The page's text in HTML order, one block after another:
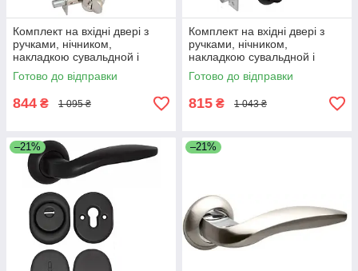
Комплект на вхідні двері з
ручками, нічником,
накладкою сувальдной і
броненакладкою під циліндр,
Нікель
Готово до відправки
844 ₴ 1 095 ₴
Комплект на вхідні двері з
ручками, нічником,
накладкою сувальдной і
броненакладкою під циліндр,
Чорний
Готово до відправки
815 ₴ 1 043 ₴
–21% –21%